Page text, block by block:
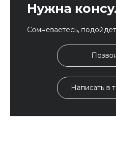
Нужна
Сомневаетесь,
Написать в